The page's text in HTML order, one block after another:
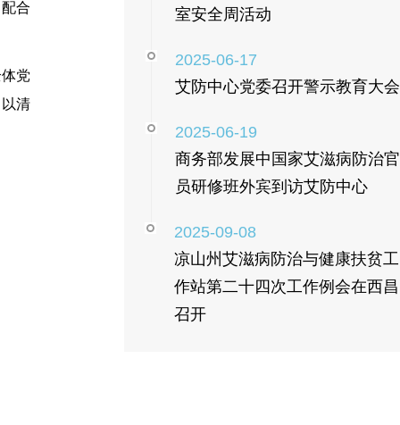
合
党
清
室安全周活动
2025-06-17
艾防中心党委召开警示教育大会
2025-06-19
商务部发展中国家艾滋病防治官
员研修班外宾到访艾防中心
2025-09-08
凉山州艾滋病防治与健康扶贫工
作站第二十四次工作例会在西昌
召开